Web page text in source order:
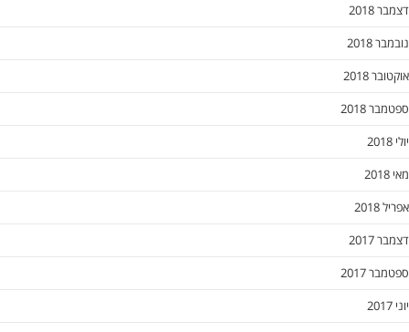
2018
2018
2017